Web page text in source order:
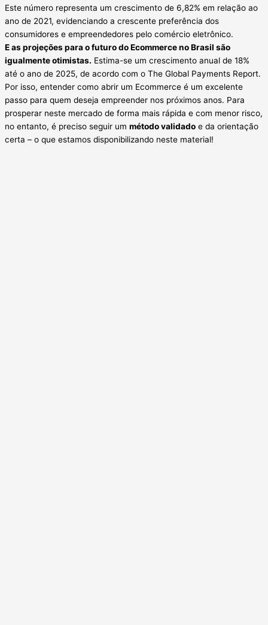
Este número representa um crescimento de 6,82% em relação ao
ano de 2021, evidenciando a crescente preferência dos
consumidores e empreendedores pelo comércio eletrônico.
E as projeções para o futuro do Ecommerce no Brasil são
igualmente otimistas. Estima-se um crescimento anual de 18%
até o ano de 2025, de acordo com o The Global Payments Report.
Por isso, entender como abrir um Ecommerce é um excelente
passo para quem deseja empreender nos próximos anos. Para
prosperar neste mercado de forma mais rápida e com menor risco,
no entanto, é preciso seguir um método validado e da orientação
certa – o que estamos disponibilizando neste material!